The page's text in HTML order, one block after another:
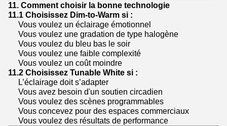
11. Comment choisir la bonne technologie
11.1 Choisissez Dim-to-Warm si :
Vous voulez un éclairage émotionnel
Vous voulez une gradation de type halogène
Vous voulez du bleu bas le soir
Vous voulez une faible complexité
Vous voulez un coût moindre
11.2 Choisissez Tunable White si :
L’éclairage doit s’adapter
Vous avez besoin d'un soutien circadien
Vous voulez des scènes programmables
Vous concevez pour des espaces commerciaux
Vous voulez des résultats de performance